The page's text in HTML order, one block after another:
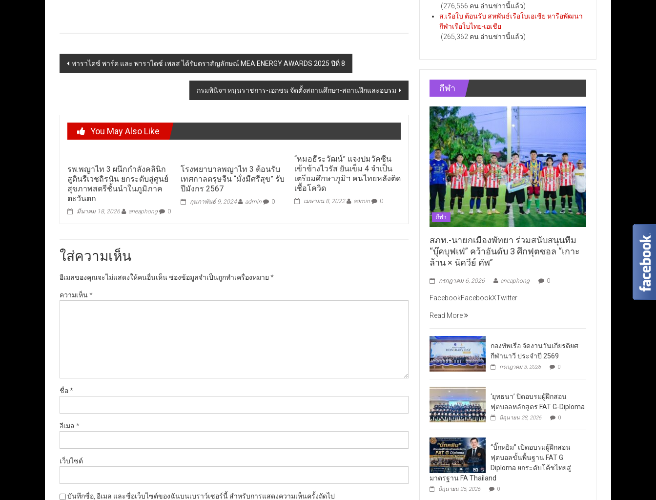
Post
พาราไดซ์ พาร์ค และ พาราไดซ์ เพลส ได้รับตราสัญลักษณ์ MEA ENERGY AWARDS 2025 ปีที่ 8
กรมพินิจฯ หนุนราชการ-เอกชน จัดตั้งสถานศึกษา-สถานฝึกและอบรม
You May Also Like
รพ.พญาไท 3 ผนึกกำลังคลินิก
สูตินรีเวชถิรนัน ยกระดับสู่ศูนย์
สุขภาพสตรีชั้นนำในภูมิภาค
ตะวันตก
มีนาคม 18, 2026 aneaphong 0
โรงพยาบาลพญาไท 3 ต้อนรับ
เทศกาลตรุษจีน “มั่งมีศรีสุข” รับ
ปีมังกร 2567
กุมภาพันธ์ 9, 2024 admin 0
“หมอธีระวัฒน์” แจงปมวัคซีน
เข้าข้างไวรัส ยันเข็ม 4 จำเป็น
เตรียมศึกษาภูมิฯ คนไทยหลังติด
เชื้อโควิด
เมษายน 8, 2022 admin 0
ใส่ความเห็น
อีเมลของคุณจะไม่แสดงให้คนอื่นเห็น ช่องข้อมูลจำเป็นถูกทำเครื่องหมาย *
ความเห็น*
ชื่อ*
อีเมล *
เว็บไซต์
บันทึกชื่อ, อีเมล และชื่อเว็บไซต์ของฉันบนเบราว์เซอร์นี้ สำหรับการแสดงความเห็นครั้งถัดไป
(276,566 คน อ่านข่าวนี้แล้ว)
ส.เรือใบ ต้อนรับ สหพันธ์เรือใบเอเชีย หารือพัฒนา
กีฬาเรือใบไทย-เอเชีย
(265,362 คน อ่านข่าวนี้แล้ว)
กีฬา
กีฬา
สภท.-นายกเมืองพัทยา ร่วมสนับสนุนทีม
“บุ๊คบุฟเฟ่” คว้าอันดับ 3 ศึกฟุตซอล “เกาะ
ล้าน × นัควีย์ คัพ”
กรกฎาคม 6, 2026 aneaphong 0
FacebookFacebookXTwitter
Read More
กองทัพเรือ จัดงานวันเกียรติยศ
กีฬานาวี ประจำปี 2569
กรกฎาคม 3, 2026 0
‘ยุทธนา’ ปิดอบรมผู้ฝึกสอน
ฟุตบอลหลักสูตร FAT G-Diploma
มิถุนายน 28, 2026 0
“บิ๊กหยิม” เปิดอบรมผู้ฝึกสอน
ฟุตบอลขั้นพื้นฐาน FAT G
Diploma ยกระดับโค้ชไทยสู่
มาตรฐาน FA Thailand
มิถุนายน 25, 2026 0